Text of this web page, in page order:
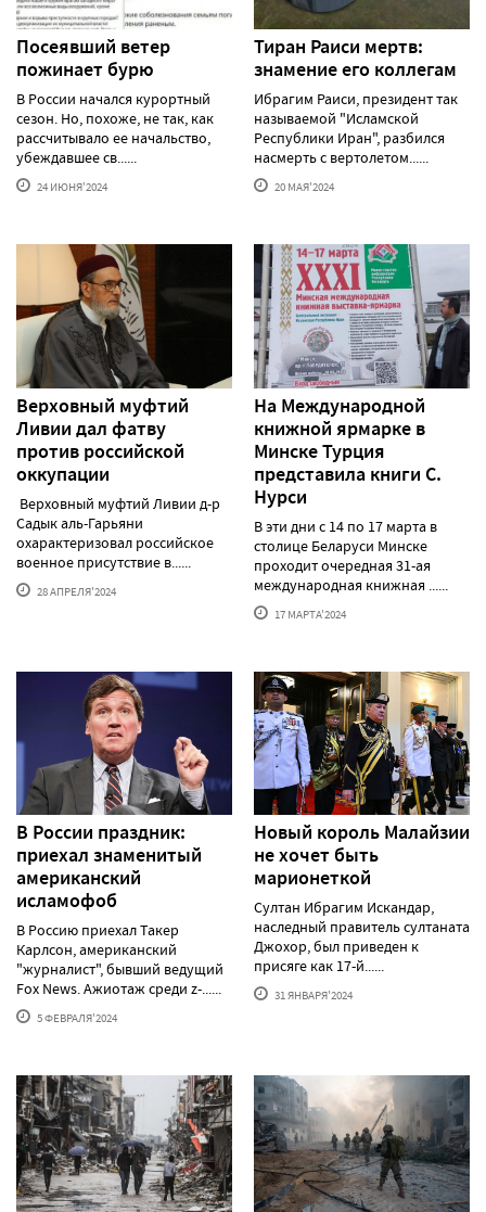
Посеявший ветер
пожинает бурю
В России начался курортный
сезон. Но, похоже, не так, как
рассчитывало ее начальство,
убеждавшее св......
24 ИЮНЯ'2024
Тиран Раиси мертв:
знамение его коллегам
Ибрагим Раиси, президент так
называемой "Исламской
Республики Иран", разбился
насмерть с вертолетом......
20 МАЯ'2024
Верховный муфтий
Ливии дал фатву
против российской
оккупации
Верховный муфтий Ливии д-р
Садык аль-Гарьяни
охарактеризовал российское
военное присутствие в......
28 АПРЕЛЯ'2024
На Международной
книжной ярмарке в
Минске Турция
представила книги С.
Нурси
В эти дни с 14 по 17 марта в
столице Беларуси Минске
проходит очередная 31-ая
международная книжная ......
17 МАРТА'2024
В России праздник:
приехал знаменитый
американский
исламофоб
В Россию приехал Такер
Карлсон, американский
"журналист", бывший ведущий
Fox News. Ажиотаж среди z-......
5 ФЕВРАЛЯ'2024
Новый король Малайзии
не хочет быть
марионеткой
Султан Ибрагим Искандар,
наследный правитель султаната
Джохор, был приведен к
присяге как 17-й......
31 ЯНВАРЯ'2024